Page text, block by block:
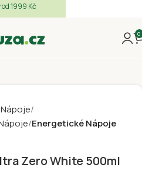
0
Energetické Nápoje
Zero White 500ml
1999 Kč